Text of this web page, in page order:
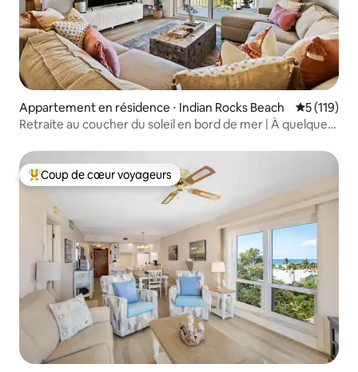
Appartement en résidence ⋅ Indian Rocks Beach Évaluation
5 (119)
Retraite au coucher du soleil en bord de mer | À quelques
Coups de cœur voyageurs les plus appréciés
Coup de cœur voyageurs